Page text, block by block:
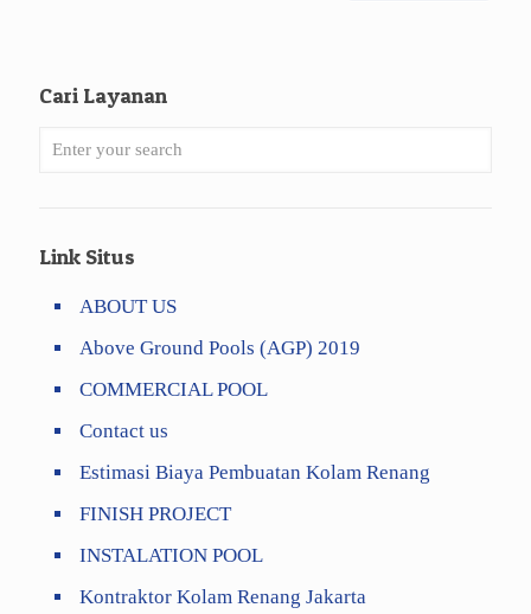
Cari Layanan
Link Situs
ABOUT US
Above Ground Pools (AGP) 2019
COMMERCIAL POOL
Contact us
Estimasi Biaya Pembuatan Kolam Renang
FINISH PROJECT
INSTALATION POOL
Kontraktor Kolam Renang Jakarta